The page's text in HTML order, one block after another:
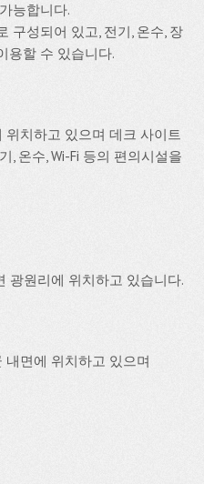
능합니다.
구성되어 있고, 전기, 온수, 장
용할 수 있습니다.
치하고 있으며 데크 사이트
, 온수, Wi-Fi 등의 편의시설을
광원리에 위치하고 있습니다.
면에 위치하고 있으며